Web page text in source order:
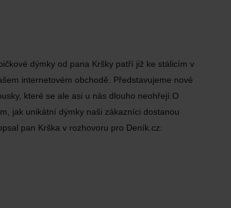
dýmky od pana Kršky patří již ke stálicím v
internetovém obchodě. Představujeme nové
které se ale asi u nás dlouho neohřejí.O
jak unikátní dýmky naši zákazníci dostanou
pan Krška v rozhovoru pro Deník.cz: